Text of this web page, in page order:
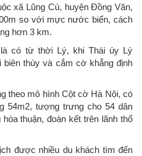
xã Lũng Cú, huyện Đồng Văn,
so với mực nước biển, cách
hơn 3 km.
có từ thời Lý, khi Thái úy Lý
biên thùy và cắm cờ khẳng định
theo mô hình Cột cờ Hà Nội, có
54m2, tượng trưng cho 54 dân
thuận, đoàn kết trên lãnh thổ
được nhiều du khách tìm đến